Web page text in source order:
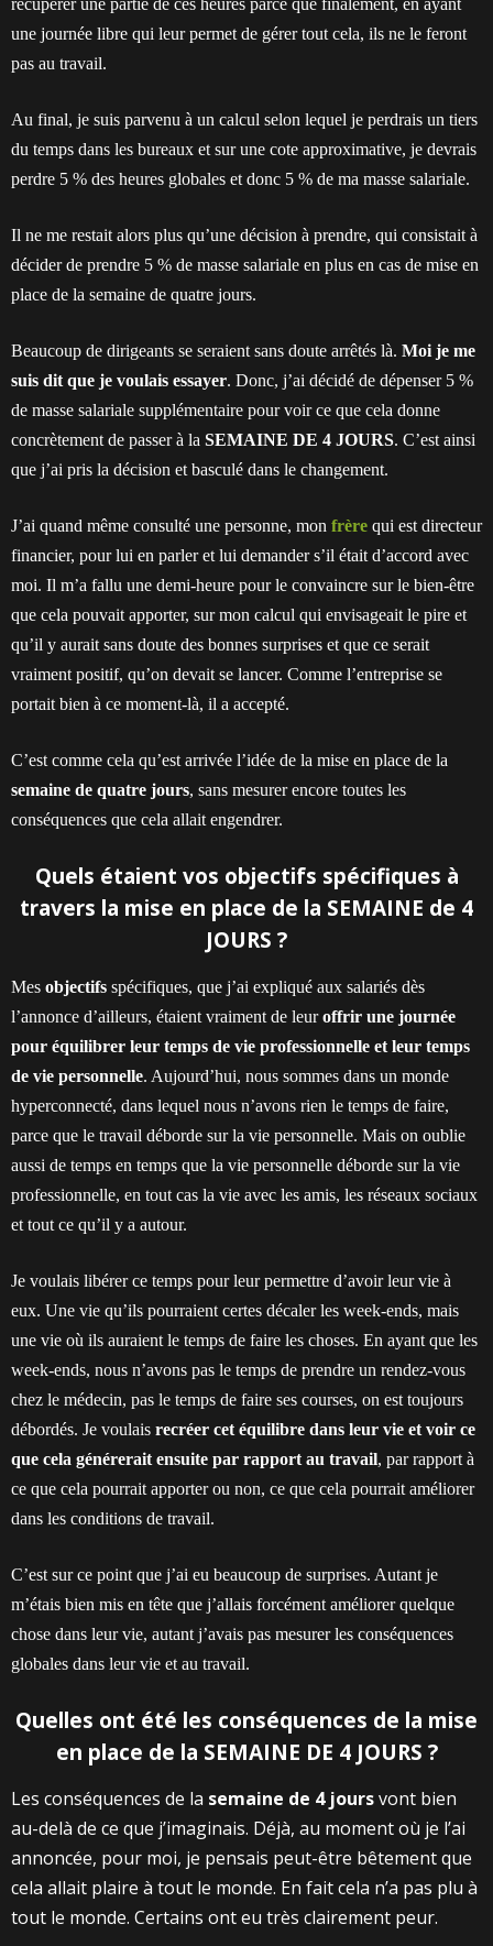
une journée libre qui leur permet de gérer tout cela, ils ne le feront
pas au travail.
Au final, je suis parvenu à un calcul selon lequel je perdrais un tiers
du temps dans les bureaux et sur une cote approximative, je devrais
perdre 5 % des heures globales et donc 5 % de ma masse salariale.
Il ne me restait alors plus qu’une décision à prendre, qui consistait à
décider de prendre 5 % de masse salariale en plus en cas de mise en
place de la semaine de quatre jours.
Beaucoup de dirigeants se seraient sans doute arrêtés là. Moi je me
suis dit que je voulais essayer. Donc, j’ai décidé de dépenser 5 %
de masse salariale supplémentaire pour voir ce que cela donne
concrètement de passer à la SEMAINE DE 4 JOURS. C’est ainsi
que j’ai pris la décision et basculé dans le changement.
J’ai quand même consulté une personne, mon frère qui est directeur
financier, pour lui en parler et lui demander s’il était d’accord avec
moi. Il m’a fallu une demi-heure pour le convaincre sur le bien-être
que cela pouvait apporter, sur mon calcul qui envisageait le pire et
qu’il y aurait sans doute des bonnes surprises et que ce serait
vraiment positif, qu’on devait se lancer. Comme l’entreprise se
portait bien à ce moment-là, il a accepté.
C’est comme cela qu’est arrivée l’idée de la mise en place de la
semaine de quatre jours, sans mesurer encore toutes les
conséquences que cela allait engendrer.
Quels étaient vos objectifs spécifiques à
travers la mise en place de la SEMAINE de 4
JOURS ?
Mes objectifs spécifiques, que j’ai expliqué aux salariés dès
l’annonce d’ailleurs, étaient vraiment de leuroffrir une journée
pour équilibrer leur temps de vie professionnelle et leur temps
de vie personnelle. Aujourd’hui, nous sommes dans un monde
hyperconnecté, dans lequel nous n’avons rien le temps de faire,
parce que le travail déborde sur la vie personnelle. Mais on oublie
aussi de temps en temps que la vie personnelle déborde sur la vie
professionnelle, en tout cas la vie avec les amis, les réseaux sociaux
et tout ce qu’il y a autour.
Je voulais libérer ce temps pour leur permettre d’avoir leur vie à
eux. Une vie qu’ils pourraient certes décaler les week-ends, mais
une vie où ils auraient le temps de faire les choses. En ayant que les
week-ends, nous n’avons pas le temps de prendre un rendez-vous
chez le médecin, pas le temps de faire ses courses, on est toujours
débordés. Je voulais recréer cet équilibre dans leur vie et voir ce
que cela générerait ensuite par rapport au travail, par rapport à
ce que cela pourrait apporter ou non, ce que cela pourrait améliorer
dans les conditions de travail.
C’est sur ce point que j’ai eu beaucoup de surprises. Autant je
m’étais bien mis en tête que j’allais forcément améliorer quelque
chose dans leur vie, autant j’avais pas mesurer les conséquences
globales dans leur vie et au travail.
Quelles ont été les conséquences de la mise
en place de la SEMAINE DE 4 JOURS ?
Les conséquences de la semaine de 4 joursvont bien
au-delà de ce que j’imaginais. Déjà, au moment où je l’ai
annoncée, pour moi, je pensais peut-être bêtement que
cela allait plaire à tout le monde. En fait cela n’a pas plu à
tout le monde. Certains ont eu très clairement peur.